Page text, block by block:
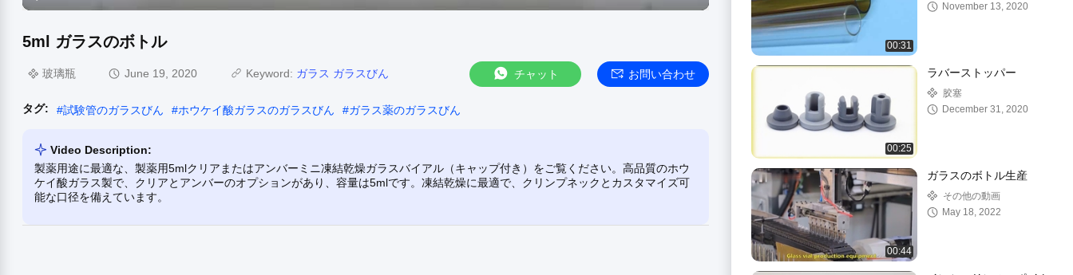
5ml ガラスのボトル
玻璃瓶 June 19, 2020 Keyword: ガラス ガラスびん チャット お問い合わせ
タグ: #試験管のガラスびん #ホウケイ酸ガラスのガラスびん #ガラス薬のガラスびん
Video Description:
製薬用途に最適な、製薬用5mlクリアまたはアンバーミニ凍結乾燥ガラスバイアル（キャップ付き）をご覧ください。高品質のホウ
ケイ酸ガラス製で、クリアとアンバーのオプションがあり、容量は5mlです。凍結乾燥に最適で、クリンプネックとカスタマイズ可
能な口径を備えています。
00:31
November 13, 2020
00:25
ラバーストッパー
胶塞
December 31, 2020
00:44
ガラスのボトル生産
その他の動画
May 18, 2022